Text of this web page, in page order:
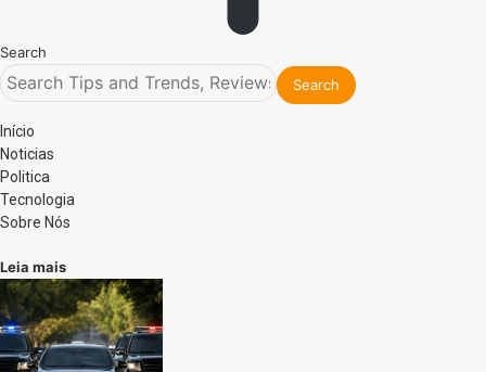
Search
Início
Noticias
Politica
Tecnologia
Sobre Nós
Leia mais